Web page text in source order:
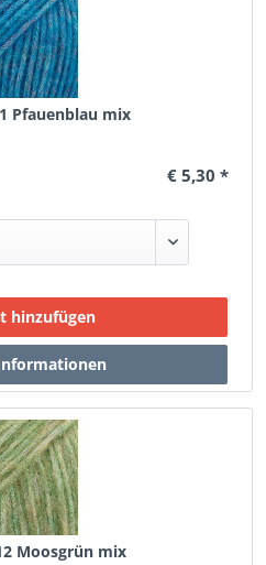
Pfauenblau mix
€ 5,30 *
Moosgrün mix